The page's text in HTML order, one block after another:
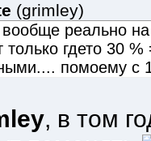
(grimley)
реально на
только гдето 30
помоему с
, в том